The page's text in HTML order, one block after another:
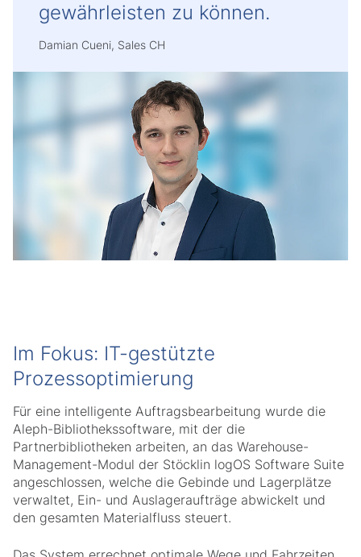
gewährleisten zu können.
Damian Cueni, Sales CH
Im Fokus: IT-gestützte
Prozessoptimierung
Für eine intelligente Auftragsbearbeitung wurde die
Aleph-Bibliothekssoftware, mit der die
Partnerbibliotheken arbeiten, an das Warehouse-
Management-Modul der Stöcklin logOS Software Suite
angeschlossen, welche die Gebinde und Lagerplätze
verwaltet, Ein- und Auslageraufträge abwickelt und
den gesamten Materialfluss steuert.